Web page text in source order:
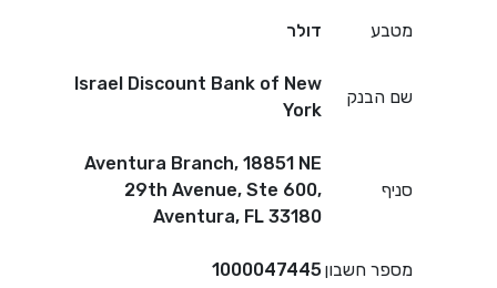
מטבע דולר
שם הבנק
Israel Discount Bank of New
York
סניף
Aventura Branch, 18851 NE
29th Avenue, Ste 600,
Aventura, FL 33180
מספר חשבון1000047445